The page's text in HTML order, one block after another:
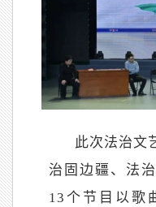
此次法治文
治固边疆、法
13个节目以歌